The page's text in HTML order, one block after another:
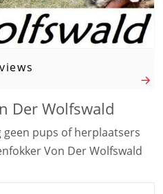
Der Wolfswald
pups of herplaatsers
Von Der Wolfswald